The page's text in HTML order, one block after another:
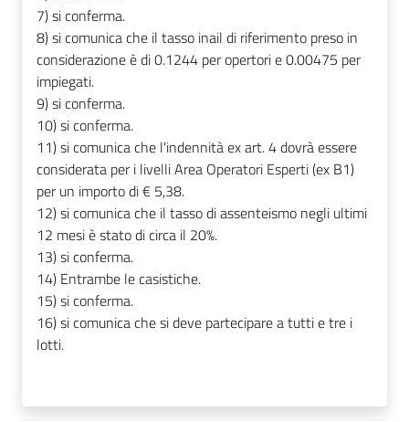
7) si conferma.
8) si comunica che il tasso inail di riferimento preso in
considerazione è di 0.1244 per opertori e 0.00475 per
impiegati.
9) si conferma.
10) si conferma.
11) si comunica che l'indennità ex art. 4 dovrà essere
considerata per i livelli Area Operatori Esperti (ex B1)
per un importo di € 5,38.
12) si comunica che il tasso di assenteismo negli ultimi
12 mesi è stato di circa il 20%.
13) si conferma.
14) Entrambe le casistiche.
15) si conferma.
16) si comunica che si deve partecipare a tutti e tre i
lotti.